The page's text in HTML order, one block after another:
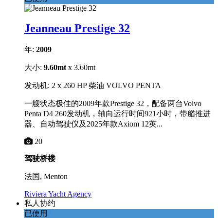
Jeanneau Prestige 32
年: 2009
大小: 9.60mt x 3.60mt
发动机: 2 x 260 HP 柴油 VOLVO PENTA
一艘状态极佳的2009年款Prestige 32，配备两台Volvo
Penta D4 260发动机，轴向运行时间921小时，带艏推进
器、自动驾驶仪及2025年款Axiom 12英...
20
驾驶桥楼
法国, Menton
Riviera Yacht Agency
私人协约
已使用